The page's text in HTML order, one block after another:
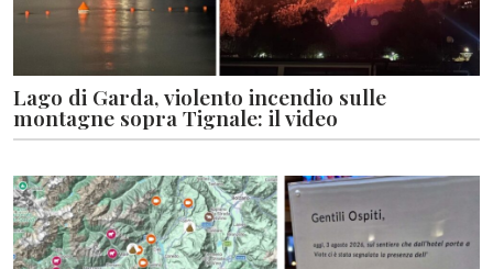
Lago di Garda, violento incendio sulle
montagne sopra Tignale: il video